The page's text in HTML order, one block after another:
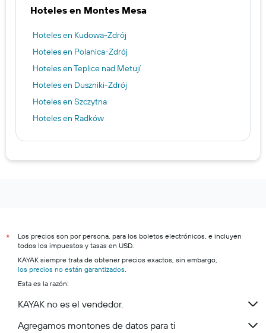
Hoteles en Montes Mesa
Hoteles en Kudowa-Zdrój
Hoteles en Polanica-Zdrój
Hoteles en Teplice nad Metují
Hoteles en Duszniki-Zdrój
Hoteles en Szczytna
Hoteles en Radków
*
Los precios son por persona, para los boletos electrónicos, e incluyen
todos los impuestos y tasas en USD.
KAYAK siempre trata de obtener precios exactos, sin embargo,
los precios no están garantizados
Esta es la razón:
KAYAK no es el vendedor.
Agregamos montones de datos para ti